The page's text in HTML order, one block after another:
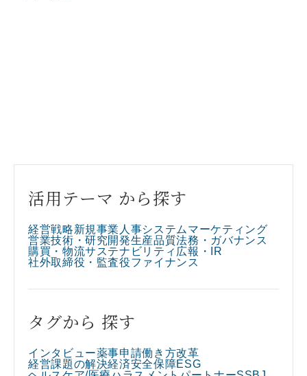
活用テーマ から探す
経営戦略新規事業 人事システム マーケティング
営業技術・研究開発生産品質法務・ガバナンス
購買・物流サステナビリティ 広報・IR
社外取締役・監査役ファイナンス
タグから 探す
インタビュー薬事申請働き方改革
経営課題の解決経済安全保障ESG